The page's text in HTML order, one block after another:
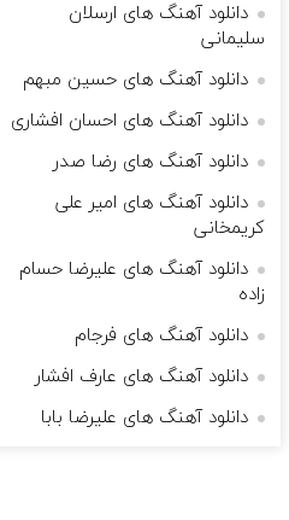
دانلود آهنگ های ارسلان
سلیمانی
دانلود آهنگ های حسین مبهم
دانلود آهنگ های احسان افشاری
دانلود آهنگ های رضا صدر
دانلود آهنگ های امیر علی
کریمخانی
دانلود آهنگ های علیرضا حسام
زاده
دانلود آهنگ های فرجام
دانلود آهنگ های عارف افشار
دانلود آهنگ های علیرضا بابا